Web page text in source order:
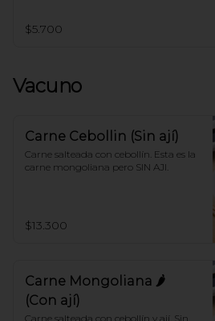
$5.700
Vacuno
Carne Cebollin (Sin ají)
Carne salteada con cebollín. Esta es la
carne mongoliana pero SIN AJI.
$13.300
Carne Mongoliana 🌶
(Con ají)
Carne salteada con cebollín y ají. Sin